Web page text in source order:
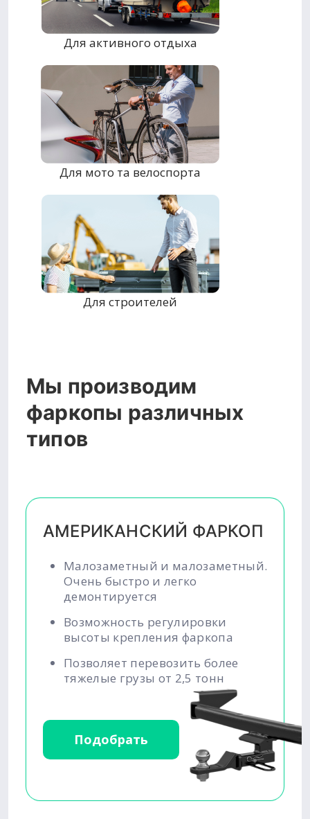
Для активного отдыха
Для мото та велоспорта
Для строителей
Мы производим
фаркопы различных
типов
АМЕРИКАНСКИЙ ФАРКОП
Малозаметный и малозаметный.
Очень быстро и легко
демонтируется
Возможность регулировки
высоты крепления фаркопа
Позволяет перевозить более
тяжелые грузы от 2,5 тонн
Подобрать